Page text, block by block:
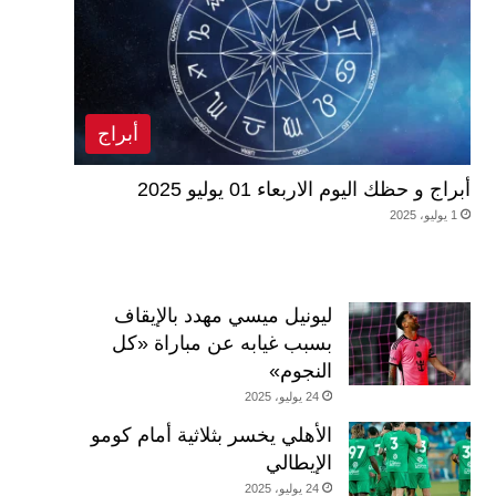
أبراج
أبراج و حظك اليوم الاربعاء 01 يوليو 2025
1 يوليو، 2025
ليونيل ميسي مهدد بالإيقاف
بسبب غيابه عن مباراة «كل
النجوم»
24 يوليو، 2025
الأهلي يخسر بثلاثية أمام كومو
الإيطالي
24 يوليو، 2025